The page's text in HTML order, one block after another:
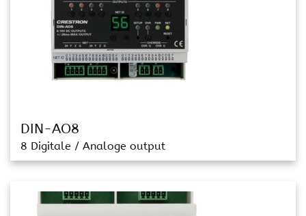
DIN-AO8
8 Digitale / Analoge output